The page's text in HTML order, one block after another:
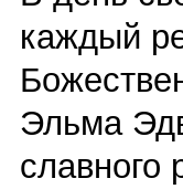
каждый
Эльма
славного